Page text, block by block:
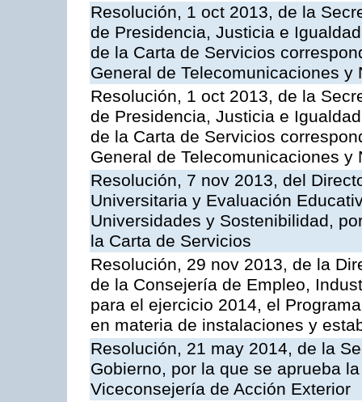
Resolución, 1 oct 2013, de la
de Presidencia, Justicia e
de la Carta de Servicios
General de Telecomunicaciones y
Resolución, 1 oct 2013, de la
de Presidencia, Justicia e
de la Carta de Servicios
General de Telecomunicaciones y
Resolución, 7 nov 2013, del
Universitaria y Evaluación
Universidades y Sostenibilidad,
la Carta de Servicios
Resolución, 29 nov 2013, de la
de la Consejería de Empleo,
para el ejercicio 2014, el
en materia de instalaciones y
Resolución, 21 may 2014, de la
Gobierno, por la que se aprueba
Viceconsejería de Acción Exterior